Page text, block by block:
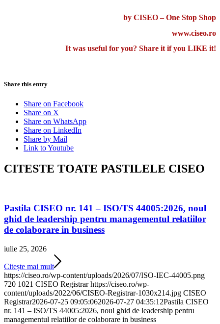
by CISEO – One Stop Shop
www.ciseo.ro
It was useful for you? Share it if you LIKE it!
Share this entry
Share on Facebook
Share on X
Share on WhatsApp
Share on LinkedIn
Share by Mail
Link to Youtube
CITESTE TOATE PASTILELE CISEO
Pastila CISEO nr. 141 – ISO/TS 44005:2026, noul
ghid de leadership pentru managementul relatiilor
de colaborare in business
iulie 25, 2026
Citește mai mult
https://ciseo.ro/wp-content/uploads/2026/07/ISO-IEC-44005.png
720 1021 CISEO Registrar https://ciseo.ro/wp-
content/uploads/2022/06/CISEO-Registrar-1030x214.jpg CISEO
Registrar2026-07-25 09:05:062026-07-27 04:35:12Pastila CISEO
nr. 141 – ISO/TS 44005:2026, noul ghid de leadership pentru
managementul relatiilor de colaborare in business